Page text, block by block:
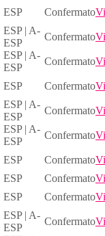
ESP Confermato
ESP | A-
ESP
Confermato
ESP | A-
ESP
Confermato
ESP Confermato
ESP | A-
ESP
Confermato
ESP | A-
ESP
Confermato
ESP Confermato
ESP Confermato
ESP Confermato
ESP | A-
ESP
Confermato